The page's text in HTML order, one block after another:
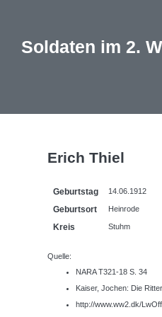
Soldaten im 2.
Erich Thiel
Geburtstag 14.06.1912
Geburtsort Heinrode
Kreis Stuhm
Quelle:
NARA T321-18 S. 34
Kaiser, Jochen: Die
http://www.ww2.dk/